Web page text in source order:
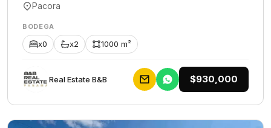
Pacora
BODEGA
x0 x2 1000 m²
Rеаl Еstаtе В&В $930,000